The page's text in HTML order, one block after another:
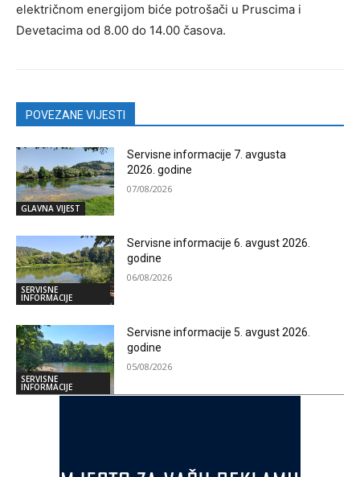
električnom energijom biće potrošači u Pruscima i
Devetacima od 8.00 do 14.00 časova.
POVEZANE VIJESTI
GLAVNA VIJEST
Servisne informacije 7. avgusta
2026. godine
07/08/2026
SERVISNE
INFORMACIJE
Servisne informacije 6. avgust 2026.
godine
06/08/2026
SERVISNE
INFORMACIJE
Servisne informacije 5. avgust 2026.
godine
05/08/2026